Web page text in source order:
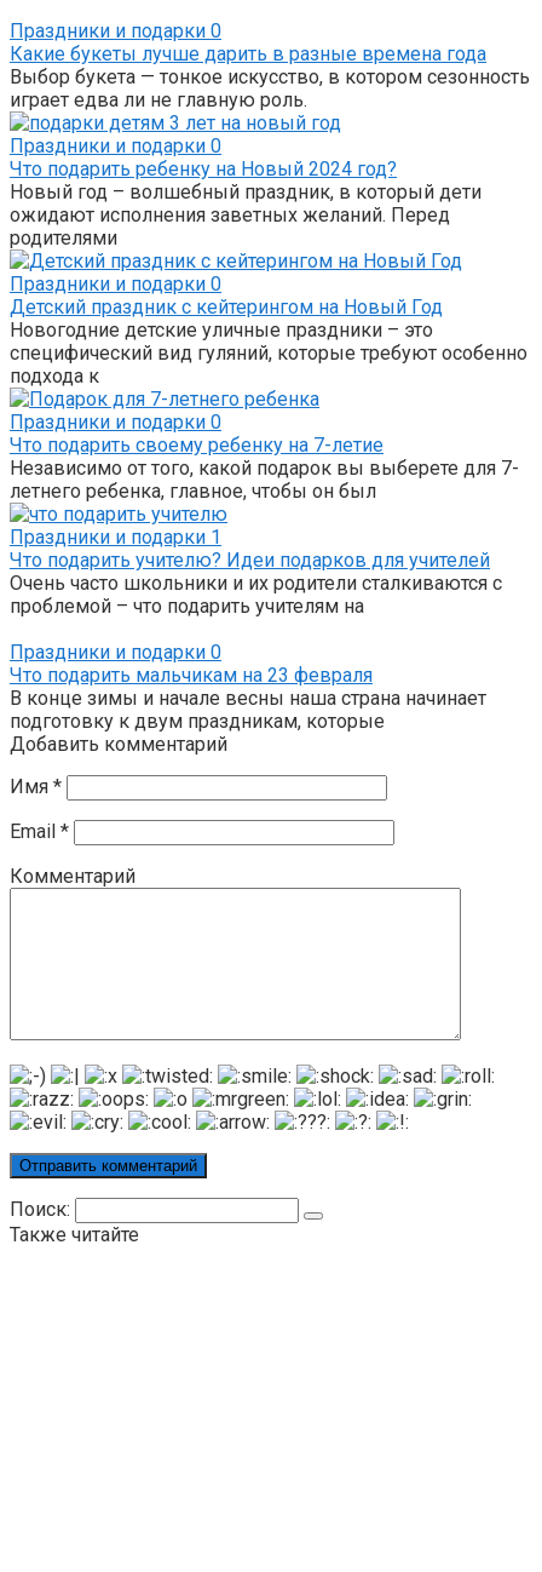
Праздники и подарки 0
Какие букеты лучше дарить в разные времена года
Выбор букета — тонкое искусство, в котором сезонность
играет едва ли не главную роль.
Праздники и подарки 0
Что подарить ребенку на Новый 2024 год?
Новый год – волшебный праздник, в который дети
ожидают исполнения заветных желаний. Перед
родителями
Праздники и подарки 0
Детский праздник с кейтерингом на Новый Год
Новогодние детские уличные праздники – это
специфический вид гуляний, которые требуют особенно
подхода к
Праздники и подарки 0
Что подарить своему ребенку на 7-летие
Независимо от того, какой подарок вы выберете для 7-
летнего ребенка, главное, чтобы он был
Праздники и подарки 1
Что подарить учителю? Идеи подарков для учителей
Очень часто школьники и их родители сталкиваются с
проблемой – что подарить учителям на
Праздники и подарки 0
Что подарить мальчикам на 23 февраля
В конце зимы и начале весны наша страна начинает
подготовку к двум праздникам, которые
Добавить комментарий
Имя *
Email *
Комментарий
Поиск:
Также читайте